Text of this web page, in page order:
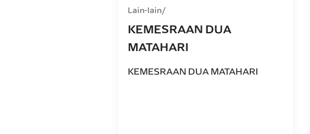
Lain-lain
KEMESRAAN DUA
MATAHARI
KEMESRAAN DUA MATAHARI